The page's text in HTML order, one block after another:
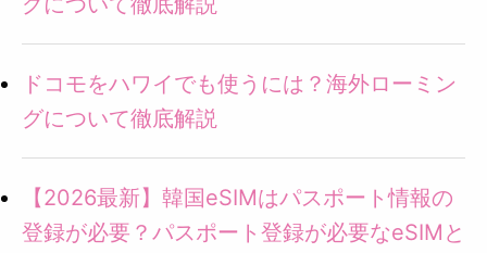
ドコモをハワイでも使うには？海外ローミン
グについて徹底解説
【2026最新】韓国eSIMはパスポート情報の
登録が必要？パスポート登録が必要なeSIMと